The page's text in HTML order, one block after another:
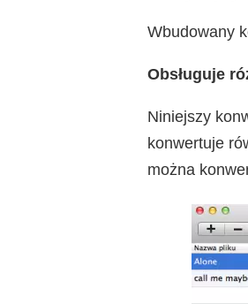
Wbudowany
Obsługuje
Niniejszy
konwertuje
można